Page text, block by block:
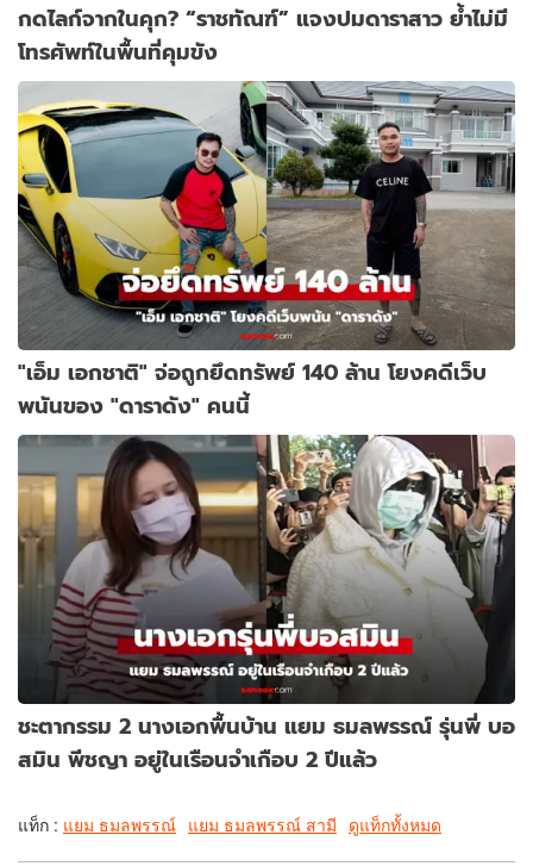
กดไลก์จากในคุก? “ราชทัณฑ์” แจงปมดาราสาว ย้ำไม่มี
โทรศัพท์ในพื้นที่คุมขัง
"เอ็ม เอกชาติ" จ่อถูกยึดทรัพย์ 140 ล้าน โยงคดีเว็บ
พนันของ "ดาราดัง" คนนี้
ชะตากรรม 2 นางเอกพื้นบ้าน แยม ธมลพรรณ์ รุ่นพี่ บอ
สมิน พีชญา อยู่ในเรือนจำเกือบ 2 ปีแล้ว
แท็ก : แยม ธมลพรรณ์ แยม ธมลพรรณ์ สามี ดูแท็กทั้งหมด